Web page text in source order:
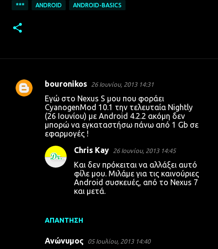
*** ANDROID ANDROID-BASICS
Σ
bouronikos 26 Ιουνίου, 2013 14:31
Εγώ στο Nexus S μου που φοράει
CyanogenMod 10.1 την τελευταία Nightly
(26 Ιουνίου) με Android 4.2.2 ακόμη δεν
μπορώ να εγκαταστήσω πάνω από 1 Gb σε
εφαρμογές !
ΑΠΆΝΤΗΣΗ
Chris Kay 26 Ιουνίου, 2013 14:45
Και δεν πρόκειται να αλλάξει αυτό
φίλε μου. Μιλάμε για τις καινούριες
Android συσκευές, από το Nexus 7
και μετά.
Ανώνυμος 05 Ιουλίου, 2013 14:40